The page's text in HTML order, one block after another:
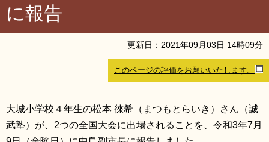
計画・政策
RSS プライバシーポリシー
サイトについて
に報告
更新日： 2021年09月03日 14時09分
このページの評価をお願いいたします。
大城小学校４年生の松本 徠希（まつもとらいき）さん（誠
武塾）が、2つの全国大会に出場されることを、令和3年7月